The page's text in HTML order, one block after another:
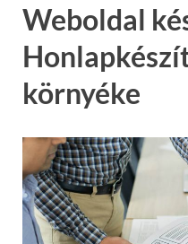
Weboldal
környéke